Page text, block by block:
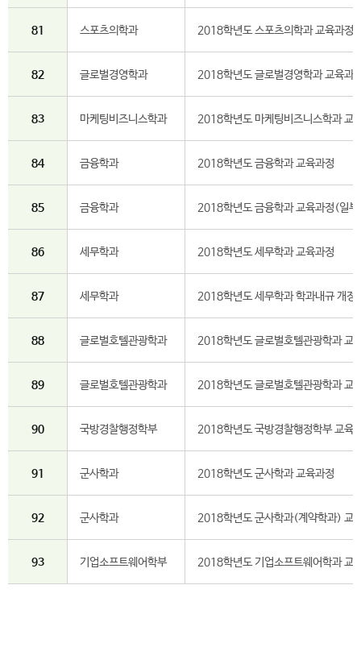
81 스포츠의학과 2018학년도 스포츠의학과 교육과정
82 글로벌경영학과 2018학년도 글로벌경영학과 교육과
83 마케팅비즈니스학과 2018학년도 마케팅비즈니스학과 교
84 금융학과 2018학년도 금융학과 교육과정
85 금융학과 2018학년도 금융학과 교육과정(일
86 세무학과 2018학년도 세무학과 교육과정
87 세무학과 2018학년도 세무학과 학과내규 개정
88 글로벌호텔관광학과 2018학년도 글로벌호텔관광학과 교
89 글로벌호텔관광학과 2018학년도 글로벌호텔관광학과 교
90 국방경찰행정학부 2018학년도 국방경찰행정학부 교육
91 군사학과 2018학년도 군사학과 교육과정
92 군사학과 2018학년도 군사학과(계약학과) 교
93 기업소프트웨어학부 2018학년도 기업소프트웨어학과 교